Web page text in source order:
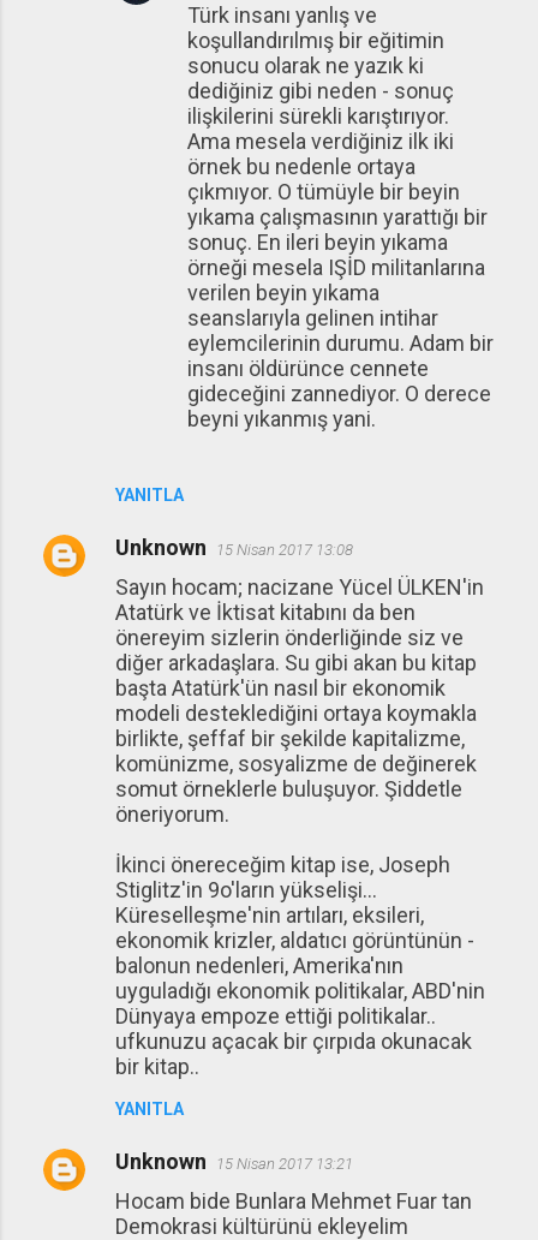
YANITLA
Türk insanı yanlış ve
koşullandırılmış bir eğitimin
sonucu olarak ne yazık ki
dediğiniz gibi neden - sonuç
ilişkilerini sürekli karıştırıyor.
Ama mesela verdiğiniz ilk iki
örnek bu nedenle ortaya
çıkmıyor. O tümüyle bir beyin
yıkama çalışmasının yarattığı bir
sonuç. En ileri beyin yıkama
örneği mesela IŞİD militanlarına
verilen beyin yıkama
seanslarıyla gelinen intihar
eylemcilerinin durumu. Adam bir
insanı öldürünce cennete
gideceğini zannediyor. O derece
beyni yıkanmış yani.
Unknown 15 Nisan 2017 13:08
Sayın hocam; nacizane Yücel ÜLKEN'in
Atatürk ve İktisat kitabını da ben
önereyim sizlerin önderliğinde siz ve
diğer arkadaşlara. Su gibi akan bu kitap
başta Atatürk'ün nasıl bir ekonomik
modeli desteklediğini ortaya koymakla
birlikte, şeffaf bir şekilde kapitalizme,
komünizme, sosyalizme de değinerek
somut örneklerle buluşuyor. Şiddetle
öneriyorum.
İkinci önereceğim kitap ise, Joseph
Stiglitz'in 9o'ların yükselişi...
Küreselleşme'nin artıları, eksileri,
ekonomik krizler, aldatıcı görüntünün -
balonun nedenleri, Amerika'nın
uyguladığı ekonomik politikalar, ABD'nin
Dünyaya empoze ettiği politikalar..
ufkunuzu açacak bir çırpıda okunacak
bir kitap..
YANITLA
Unknown 15 Nisan 2017 13:21
Hocam bide Bunlara Mehmet Fuar tan
Demokrasi kültürünü ekleyelim